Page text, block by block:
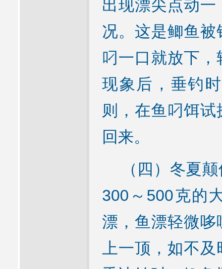
出现漂尖点动
况。这是鲫鱼
叼一口就放下
现象后，垂钓
则，在鱼叼饵
回来。
（四）冬夏颠
300～500克的
漂，鱼漂轻微
上一顶，如不